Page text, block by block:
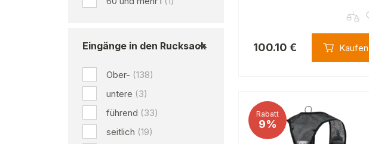
Eingänge in den Rucksack
Ober- (138)
untere (3)
führend (33)
seitlich (19)
100.10 € Kaufen
Rabatt
9%